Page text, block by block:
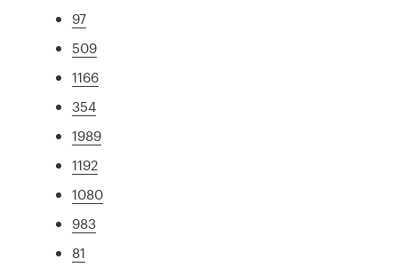
97
509
1166
354
1989
1192
1080
983
81